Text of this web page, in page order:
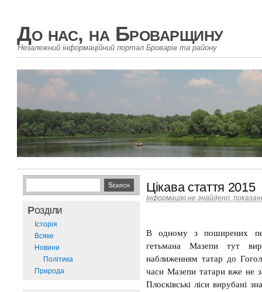
До нас, на Броварщину
Незалежний інформаційний портал Броварів та району
Розділи
Історія
Всяке
Новини
Політика
Природа
Цікава стаття 2015
Інформацію не знайдено,
В одному з поширених
гетьмана Мазепи тут
наближенням татар до
часи Мазепи татари вже не
Плосківські ліси вирубані